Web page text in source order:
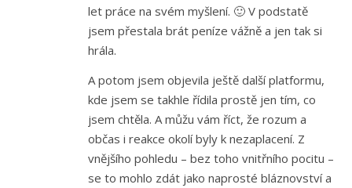
let práce na svém myšlení. 🙂 V podstatě
jsem přestala brát peníze vážně a jen tak si
hrála.
A potom jsem objevila ještě další platformu,
kde jsem se takhle řídila prostě jen tím, co
jsem chtěla. A můžu vám říct, že rozum a
občas i reakce okolí byly k nezaplacení. Z
vnějšího pohledu – bez toho vnitřního pocitu –
se to mohlo zdát jako naprosté bláznovství a